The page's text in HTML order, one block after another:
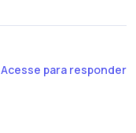
Acesse para responder